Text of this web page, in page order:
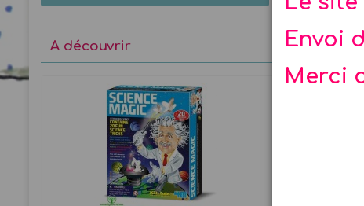
Envoi
Merci
A découvrir